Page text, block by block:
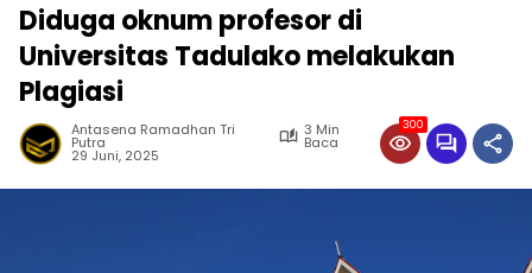
Diduga oknum profesor di
Universitas Tadulako melakukan
Plagiasi
Antasena Ramadhan Tri
Putra
3 Min
Baca
29 Juni, 2025
300